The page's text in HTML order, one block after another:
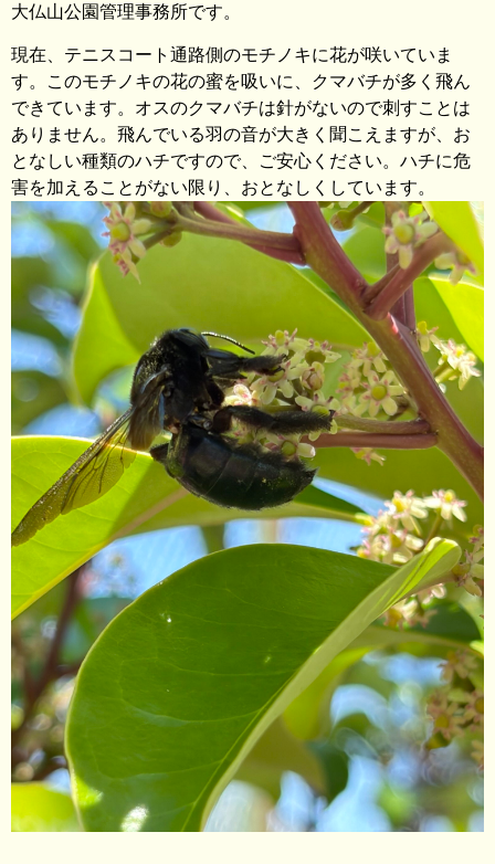
大仏山公園管理事務所です。
現在、テニスコート通路側のモチノキに花が咲いていま
す。このモチノキの花の蜜を吸いに、クマバチが多く飛ん
できています。オスのクマバチは針がないので刺すことは
ありません。飛んでいる羽の音が大きく聞こえますが、お
となしい種類のハチですので、ご安心ください。ハチに危
害を加えることがない限り、おとなしくしています。